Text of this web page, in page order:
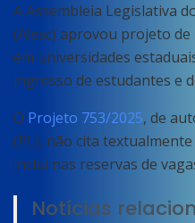
A Assembleia Legislativa
(Alesc) aprovou projeto
em universidades
ingresso de estudantes e
O Projeto 753/2025, de
(PL), não cita
inclui nas reservas de
Notícias